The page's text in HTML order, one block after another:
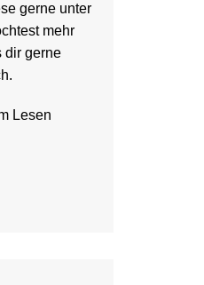
gerne unter
mehr
dir gerne
Lesen